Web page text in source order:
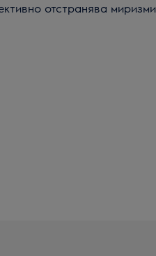
отстранява